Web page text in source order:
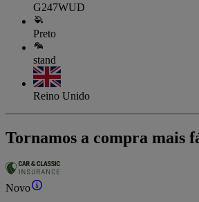
G247WUD
Preto
stand
Reino Unido
Tornamos a compra mais
Novo